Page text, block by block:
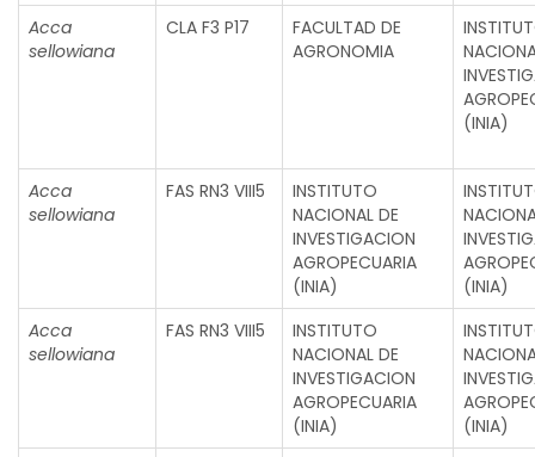
Acca
sellowiana
CLA F3 P17
FACULTAD DE
AGRONOMIA
(INIA)
Acca
sellowiana
FAS RN3 VIII5
INSTITUTO
NACIONAL DE
INVESTIGACION
AGROPECUARIA
(INIA)
(INIA)
Acca
sellowiana
FAS RN3 VIII5
INSTITUTO
NACIONAL DE
INVESTIGACION
AGROPECUARIA
(INIA)
(INIA)